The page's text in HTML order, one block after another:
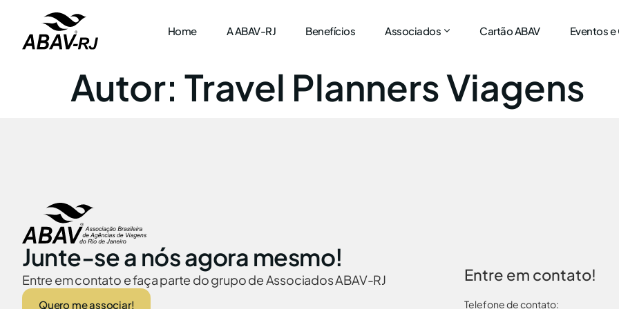
Home A ABAV-RJ Benefícios Associados Cartão ABAV Eventos
Autor: Travel Planners Viagens
Junte-se a nós agora mesmo!
Entre em contato e faça parte do grupo de Associados ABAV-RJ
Quero me associar!
Entre em contato!
Telefone de contato: